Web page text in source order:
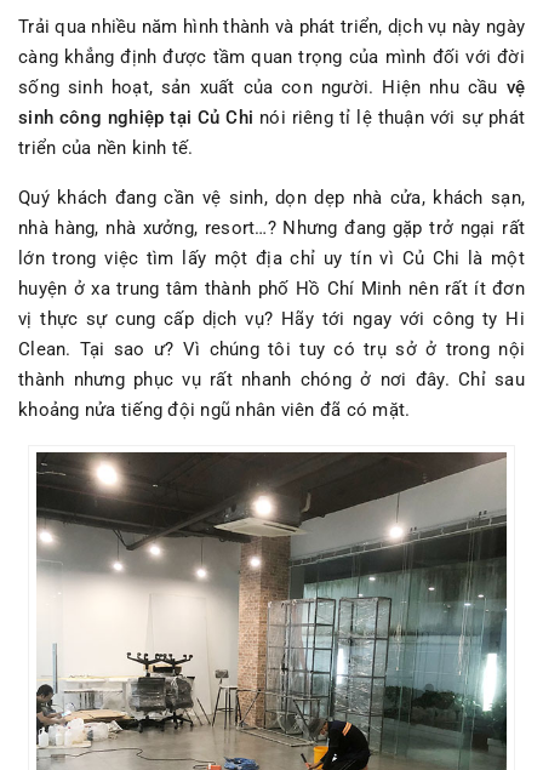
Trải qua nhiều năm hình thành và phát triển, dịch vụ này ngày
càng khẳng định được tầm quan trọng của mình đối với đời
sống sinh hoạt, sản xuất của con người. Hiện nhu cầu vệ
sinh công nghiệp tại Củ Chi nói riêng tỉ lệ thuận với sự phát
triển của nền kinh tế.
Quý khách đang cần vệ sinh, dọn dẹp nhà cửa, khách sạn,
nhà hàng, nhà xưởng, resort…? Nhưng đang gặp trở ngại rất
lớn trong việc tìm lấy một địa chỉ uy tín vì Củ Chi là một
huyện ở xa trung tâm thành phố Hồ Chí Minh nên rất ít đơn
vị thực sự cung cấp dịch vụ? Hãy tới ngay với công ty Hi
Clean. Tại sao ư? Vì chúng tôi tuy có trụ sở ở trong nội
thành nhưng phục vụ rất nhanh chóng ở nơi đây. Chỉ sau
khoảng nửa tiếng đội ngũ nhân viên đã có mặt.